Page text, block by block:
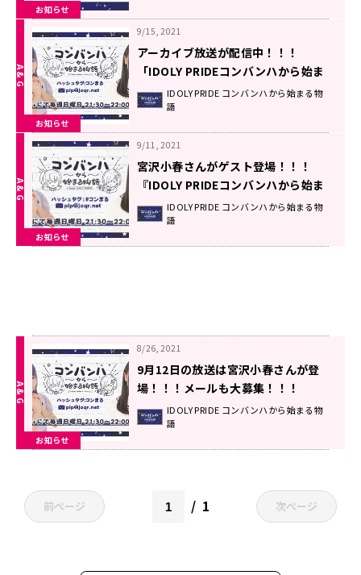
お知らせ
お知らせ
9/15, 2021
アーカイブ放送が配信中！！！
「IDOLY PRIDEコンバンハから始ま
る物語」＃24
IDOLY PRIDE コンバンハから始まる物
語
お知らせ
9/11, 2021
宮沢小春さんがゲスト登場！！！
『IDOLY PRIDEコンバンハから始ま
る物語』9月12日（日）放送
IDOLY PRIDE コンバンハから始まる物
語
お知らせ
8/26, 2021
9月12日の放送は宮沢小春さんが登
場！！！メールも大募集！！！
IDOLY PRIDE コンバンハから始まる物
語
前ページ 1 次ページ